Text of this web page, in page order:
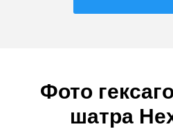
Фото
шатра